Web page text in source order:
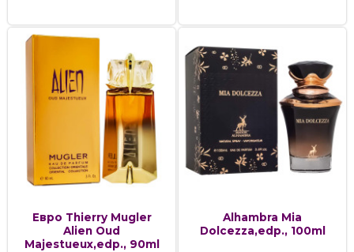
Евро Thierry Mugler
Alien Oud
Majestueux,edp., 90ml
Alhambra Mia
Dolcezza,edp., 100ml